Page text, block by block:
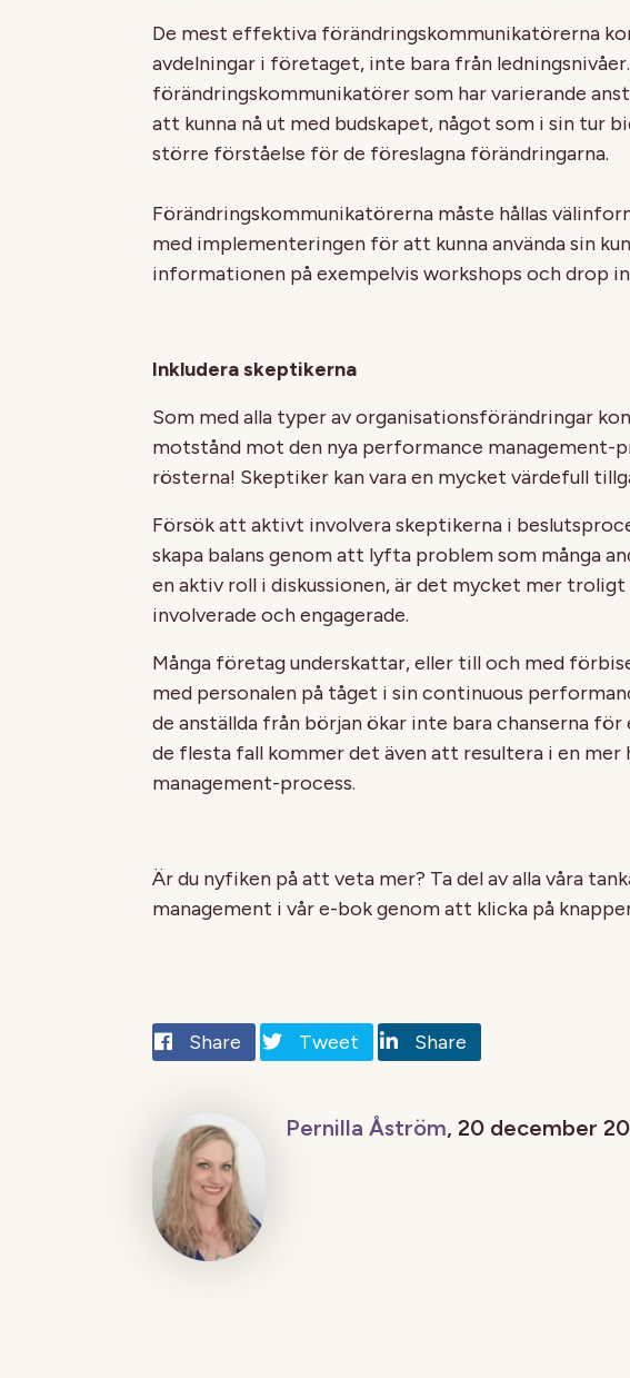
De mest effektiva förändringskommunikatörerna
avdelningar i företaget, inte bara från
förändringskommunikatörer som har varierande
att kunna nå ut med budskapet, något som i sin tur
större förståelse för de föreslagna förändringarna.
Förändringskommunikatörerna måste hållas
med implementeringen för att kunna använda sin
informationen på exempelvis workshops och drop
Inkludera skeptikerna
Som med alla typer av organisationsförändringar
motstånd mot den nya performance management-
rösterna! Skeptiker kan vara en mycket värdefull
Försök att aktivt involvera skeptikerna i
skapa balans genom att lyfta problem som många
en aktiv roll i diskussionen, är det mycket mer
involverade och engagerade.
Många företag underskattar, eller till och med
med personalen på tåget i sin continuous
de anställda från början ökar inte bara chanserna
de flesta fall kommer det även att resultera i en
management-process.
Är du nyfiken på att veta mer? Ta del av alla våra
management i vår e-bok genom att klicka på
Share Tweet Share
Pernilla Åström, 20 december